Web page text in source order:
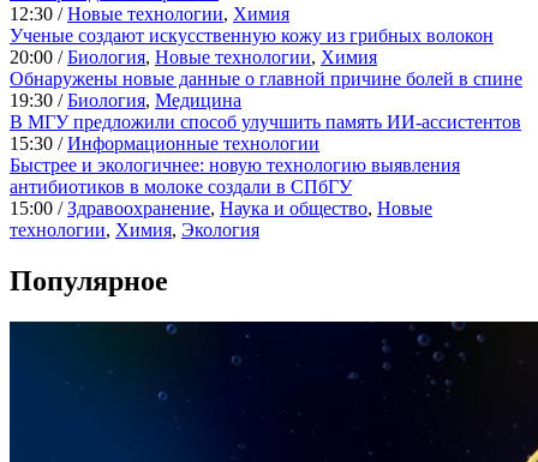
12:30 /Новые технологии, Химия
Ученые создают искусственную кожу из грибных волокон
20:00 /Биология, Новые технологии, Химия
Обнаружены новые данные о главной причине болей в спине
19:30 /Биология, Медицина
В МГУ предложили способ улучшить память ИИ-ассистентов
15:30 /Информационные технологии
Быстрее и экологичнее: новую технологию выявления
антибиотиков в молоке создали в СПбГУ
15:00 /Здравоохранение, Наука и общество, Новые
технологии, Химия, Экология
Популярное